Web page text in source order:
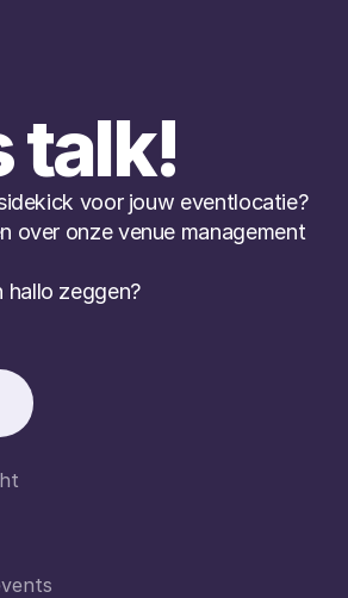
talk!
voor jouw eventlocatie?
over onze venue management
zeggen?